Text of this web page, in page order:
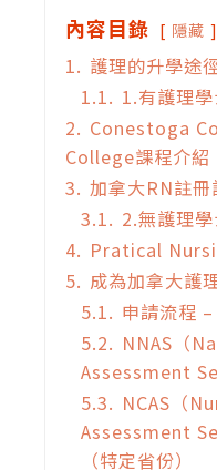
內容目錄 隱藏
1. 護理的升學途
1.1. 1.有護理學
2. Conestoga
College課程介紹
3. 加拿大RN註
3.1. 2.無護理學
4. Pratical
5. 成為加拿大護
5.1. 申請流程 –
5.2. NNAS（
Assessment
5.3. NCAS（
Assessment
（特定省份）